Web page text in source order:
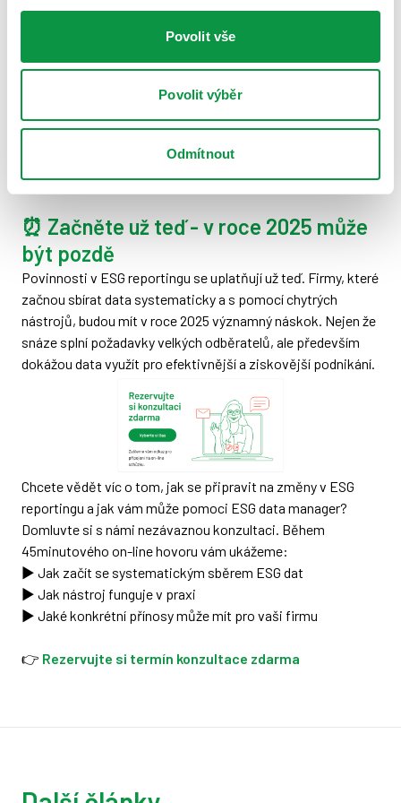
Povolit vše
Povolit výběr
Odmítnout
Hledejte v datech příběh vaší udržitelnosti - zákazníci
energií nebo efektivnější nakládání s odpady, dejte
svému úsilí jasný směr
⏰ Začněte už teď - v roce 2025 může
být pozdě
Povinnosti v ESG reportingu se uplatňují už teď. Firmy, které
začnou sbírat data systematicky a s pomocí chytrých
nástrojů, budou mít v roce 2025 významný náskok. Nejen že
snáze splní požadavky velkých odběratelů, ale především
dokážou data využít pro efektivnější a ziskovější podnikání.
Chcete vědět víc o tom, jak se připravit na změny v ESG
reportingu a jak vám může pomoci ESG data manager?
Domluvte si s námi nezávaznou konzultaci. Během
45minutového on-line hovoru vám ukážeme:
▶️ Jak začít se systematickým sběrem ESG dat
▶️ Jak nástroj funguje v praxi
▶️ Jaké konkrétní přínosy může mít pro vaši firmu
👉 Rezervujte si termín konzultace zdarma